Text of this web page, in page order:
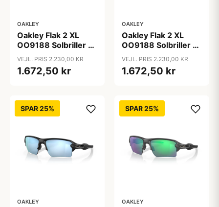
OAKLEY
Oakley Flak 2 XL
OO9188 Solbriller -
Firkantede Sort
Polariserede og
Spejlvendte Linser
VEJL. PRIS 2.230,00 KR
1.672,50 kr
OAKLEY
Oakley Flak 2 XL
OO9188 Solbriller -
Firkantede Sort
Polariserede og
Spejlvendte Linser
VEJL. PRIS 2.230,00 KR
1.672,50 kr
SPAR 25%
OAKLEY
SPAR 25%
OAKLEY